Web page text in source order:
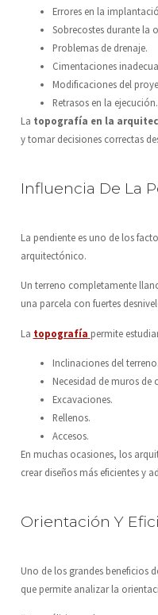
Errores en la
Sobrecostes durante la
Problemas de drenaje.
Cimentaciones
Modificaciones del
Retrasos en la ejecución.
La topografía en la
y tomar decisiones correctas
Influencia De La
La pendiente es uno de los
arquitectónico.
Un terreno completamente
una parcela con fuertes
La topografía permite
Inclinaciones del terreno.
Necesidad de muros de
Excavaciones.
Rellenos.
Accesos.
En muchas ocasiones, los
crear diseños más eficientes y
Orientación Y
Uno de los grandes beneficios
que permite analizar la